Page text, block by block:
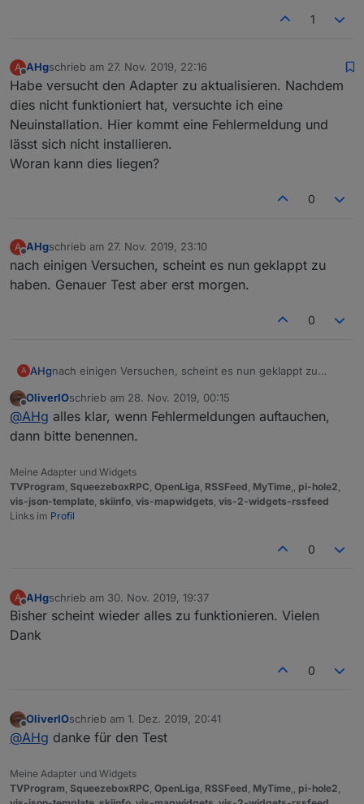
1
A
Offline
AHgschrieb am 27. Nov. 2019, 22:16
zuletzt editiert von
Habe versucht den Adapter zu aktualisieren. Nachdem
dies nicht funktioniert hat, versuchte ich eine
Neuinstallation. Hier kommt eine Fehlermeldung und
lässt sich nicht installieren.
Woran kann dies liegen?
0
A
Offline
AHgschrieb am 27. Nov. 2019, 23:10
zuletzt editiert von
nach einigen Versuchen, scheint es nun geklappt zu
haben. Genauer Test aber erst morgen.
0
A AHgnach einigen Versuchen, scheint es nun geklappt zu
Offline
OliverIOschrieb am 28. Nov. 2019, 00:15
zuletzt editiert von
@AHg alles klar, wenn Fehlermeldungen auftauchen,
dann bitte benennen.
Meine Adapter und Widgets
TVProgram, SqueezeboxRPC, OpenLiga, RSSFeed, MyTime,, pi-hole2,
vis-json-template, skiinfo, vis-mapwidgets, vis-2-widgets-rssfeed
Links im Profil
0
A
Offline
AHgschrieb am 30. Nov. 2019, 19:37
zuletzt editiert von
Bisher scheint wieder alles zu funktionieren. Vielen
Dank
0
Offline
OliverIOschrieb am 1. Dez. 2019, 20:41
zuletzt editiert von
@AHg danke für den Test
Meine Adapter und Widgets
TVProgram SqueezeboxRPC OpenLiga RSSFeed MyTime pi-hole2